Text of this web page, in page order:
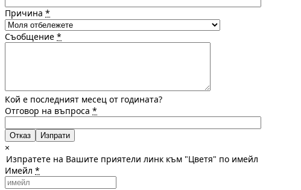
Причина *
Съобщение *
Кой е последният месец от годината?
Отговор на въпроса *
Отказ
×
Изпратете на Вашите приятели линк към "Цветя" по имейл
Имейл *